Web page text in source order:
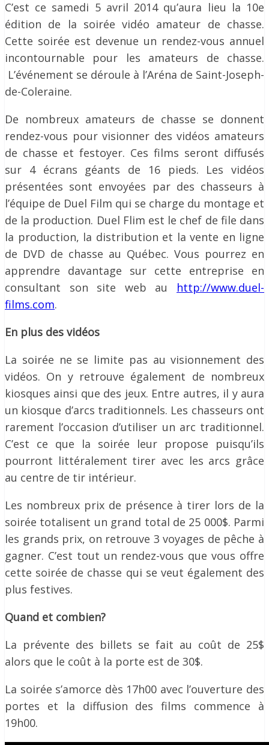
C’est ce samedi 5 avril 2014 qu’aura lieu la 10e
édition de la soirée vidéo amateur de chasse.
Cette soirée est devenue un rendez-vous annuel
incontournable pour les amateurs de chasse.
L’événement se déroule à l’Aréna de Saint-Joseph-
de-Coleraine.
De nombreux amateurs de chasse se donnent
rendez-vous pour visionner des vidéos amateurs
de chasse et festoyer. Ces films seront diffusés
sur 4 écrans géants de 16 pieds. Les vidéos
présentées sont envoyées par des chasseurs à
l’équipe de Duel Film qui se charge du montage et
de la production. Duel Flim est le chef de file dans
la production, la distribution et la vente en ligne
de DVD de chasse au Québec. Vous pourrez en
apprendre davantage sur cette entreprise en
consultant son site web au http://www.duel-
films.com.
En plus des vidéos
La soirée ne se limite pas au visionnement des
vidéos. On y retrouve également de nombreux
kiosques ainsi que des jeux. Entre autres, il y aura
un kiosque d’arcs traditionnels. Les chasseurs ont
rarement l’occasion d’utiliser un arc traditionnel.
C’est ce que la soirée leur propose puisqu’ils
pourront littéralement tirer avec les arcs grâce
au centre de tir intérieur.
Les nombreux prix de présence à tirer lors de la
soirée totalisent un grand total de 25 000$. Parmi
les grands prix, on retrouve 3 voyages de pêche à
gagner. C’est tout un rendez-vous que vous offre
cette soirée de chasse qui se veut également des
plus festives.
Quand et combien?
La prévente des billets se fait au coût de 25$
alors que le coût à la porte est de 30$.
La soirée s’amorce dès 17h00 avec l’ouverture des
portes et la diffusion des films commence à
19h00.